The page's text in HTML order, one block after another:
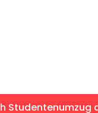
Studentenumzug